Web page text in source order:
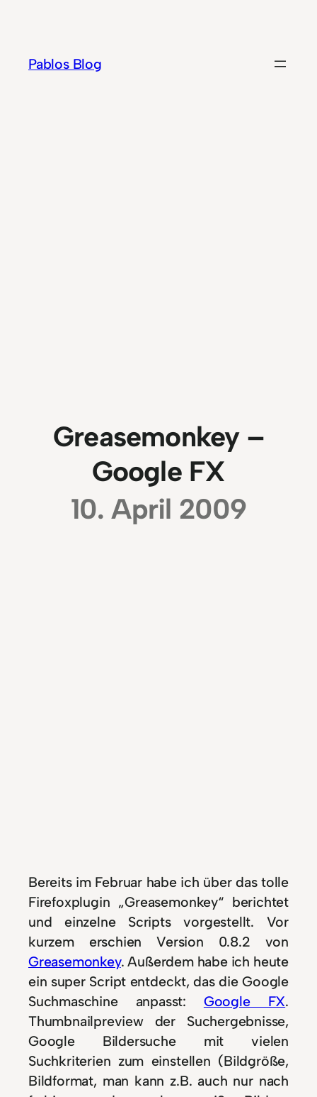
springen
Pablos Blog
Greasemonkey –
Google FX
10. April 2009
Bereits im Februar habe ich über das tolle
Firefoxplugin „Greasemonkey“ berichtet
und einzelne Scripts vorgestellt. Vor
kurzem erschien Version 0.8.2 von
Greasemonkey. Außerdem habe ich heute
ein super Script entdeckt, das die Google
Suchmaschine anpasst: Google FX.
Thumbnailpreview der Suchergebnisse,
Google Bildersuche mit vielen
Suchkriterien zum einstellen (Bildgröße,
Bildformat, man kann z.B. auch nur nach